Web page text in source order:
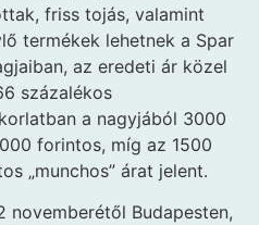
friss tojás, valamint
termékek lehetnek a Spar
az eredeti ár közel
százalékos
a nagyjából 3000
forintos, míg az 1500
„munchos” árat jelent.
novemberétől Budapesten,